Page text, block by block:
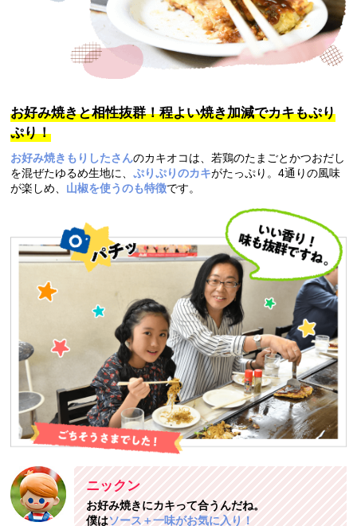
お好み焼きと相性抜群！程よい焼き加減でカキもぷり
ぷり！
お好み焼きもりしたさんのカキオコは、若鶏のたまごとかつおだし
を混ぜたゆるめ生地に、ぷりぷりのカキがたっぷり。4通りの風味
が楽しめ、 山椒を使うのも特徴です。
ニックン
お好み焼きにカキって合うんだね。
僕はソース＋一味がお気に入り！